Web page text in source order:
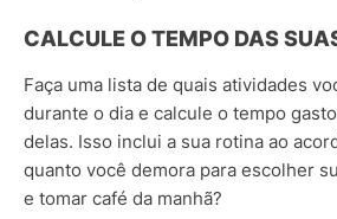
CALCULE O TEMPO DAS
Faça uma lista de quais atividades
durante o dia e calcule o tempo
delas. Isso inclui a sua rotina ao
quanto você demora para escolher
e tomar café da manhã?